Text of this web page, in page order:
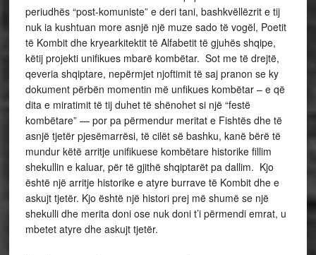
periudhës “post-komuniste” e deri tani, bashkvëllëzrit e tij
nuk ia kushtuan more asnjë një muze sado të vogël, Poetit
të Kombit dhe kryearkitektit të Alfabetit të gjuhës shqipe,
këtij projekti unifikues mbarë kombëtar. Sot me të drejtë,
qeveria shqiptare, nepërmjet njoftimit të saj pranon se ky
dokument përbën momentin më unfikues kombëtar – e që
dita e miratimit të tij duhet të shënohet si një “festë
kombëtare” — por pa përmendur meritat e Fishtës dhe të
asnjë tjetër pjesëmarrësi, të cilët së bashku, kanë bërë të
mundur këtë arritje unifikuese kombëtare historike fillim
shekullin e kaluar, për të gjithë shqiptarët pa dallim. Kjo
është një arritje historike e atyre burrave të Kombit dhe e
askujt tjetër. Kjo është një histori prej më shumë se një
shekulli dhe merita doni ose nuk doni t’i përmendi emrat, u
mbetet atyre dhe askujt tjetër.